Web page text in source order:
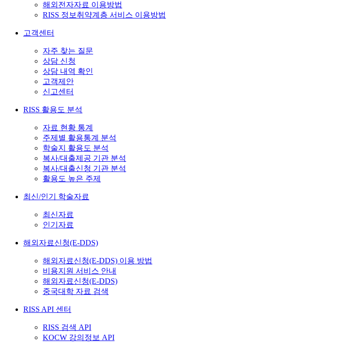
해외전자자료 이용방법
RISS 정보취약계층 서비스 이용방법
고객센터
자주 찾는 질문
상담 신청
상담 내역 확인
고객제안
신고센터
RISS 활용도 분석
자료 현황 통계
주제별 활용통계 분석
학술지 활용도 분석
복사/대출제공 기관 분석
복사/대출신청 기관 분석
활용도 높은 주제
최신/인기 학술자료
최신자료
인기자료
해외자료신청(E-DDS)
해외자료신청(E-DDS) 이용 방법
비용지원 서비스 안내
해외자료신청(E-DDS)
중국대학 자료 검색
RISS API 센터
RISS 검색 API
KOCW 강의정보 API